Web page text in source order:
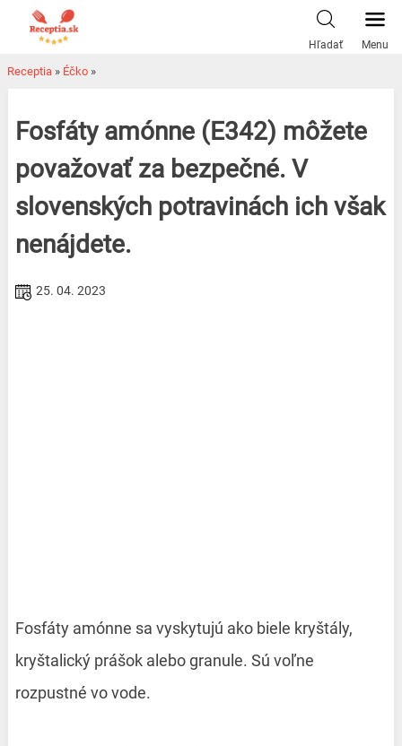
Hľadať Menu
Receptia » Éčko »
Fosfáty amónne (E342) môžete
považovať za bezpečné. V
slovenských potravinách ich však
nenájdete.
25. 04. 2023
Fosfáty amónne sa vyskytujú ako biele kryštály,
kryštalický prášok alebo granule. Sú voľne
rozpustné vo vode.